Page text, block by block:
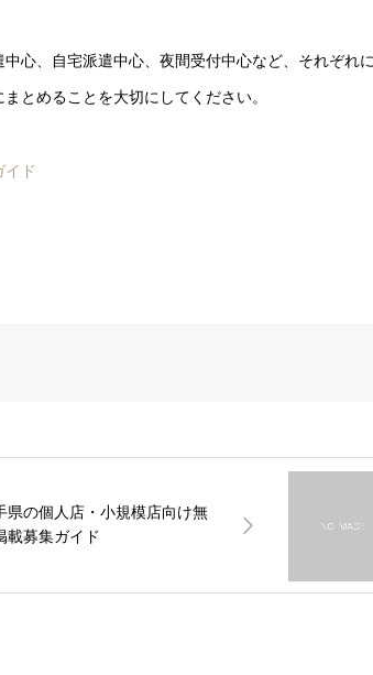
心、自宅派遣中心、夜間受付中心など、それぞれ
とめることを大切にしてください。
イド
県の個人店・小規模店向け無
載募集ガイド